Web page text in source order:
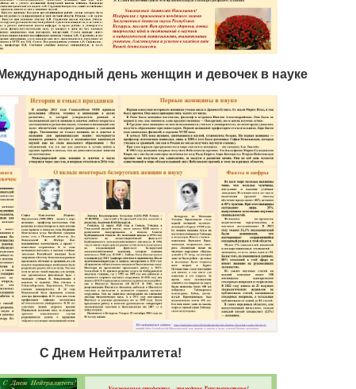
день женщин и девочек в науке
С Днем Нейтралитета!